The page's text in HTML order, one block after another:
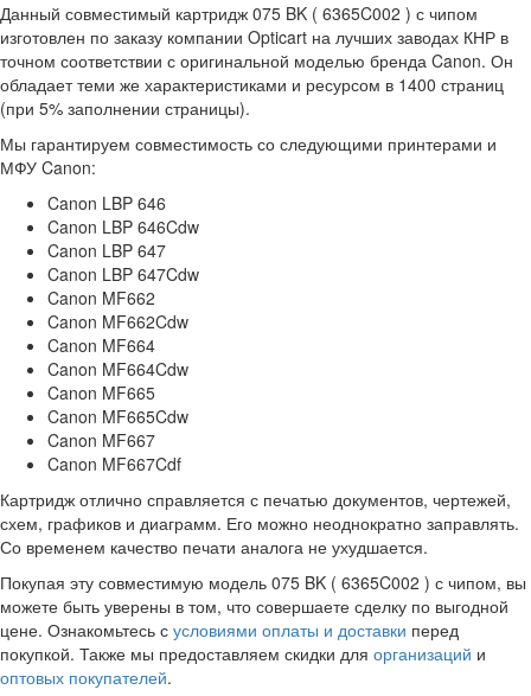
Данный совместимый картридж 075 BK ( 6365C002 ) с чипом
изготовлен по заказу компании Opticart на лучших заводах КНР в
точном соответствии с оригинальной моделью бренда Canon. Он
обладает теми же характеристиками и ресурсом в 1400 страниц
(при 5% заполнении страницы).
Мы гарантируем совместимость со следующими принтерами и
МФУ Canon:
Canon LBP 646
Canon LBP 646Cdw
Canon LBP 647
Canon LBP 647Cdw
Canon MF662
Canon MF662Cdw
Canon MF664
Canon MF664Cdw
Canon MF665
Canon MF665Cdw
Canon MF667
Canon MF667Cdf
Картридж отлично справляется с печатью документов, чертежей,
схем, графиков и диаграмм. Его можно неоднократно заправлять.
Со временем качество печати аналога не ухудшается.
Покупая эту совместимую модель 075 BK ( 6365C002 ) с чипом, вы
можете быть уверены в том, что совершаете сделку по выгодной
цене. Ознакомьтесь с условиями оплаты и доставки перед
покупкой. Также мы предоставляем скидки для организаций и
оптовых покупателей.